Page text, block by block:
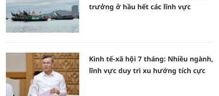
trưởng ở hầu hết các lĩnh vực
Kinh tế-xã hội 7 tháng: Nhiều ngành,
lĩnh vực duy trì xu hướng tích cực